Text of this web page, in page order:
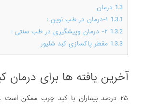
1.3 درمان
1.3.1
1.3.2
1.3.3 مقطر پاکسازی کبد شلیور
آخرین یافته ها برای درمان